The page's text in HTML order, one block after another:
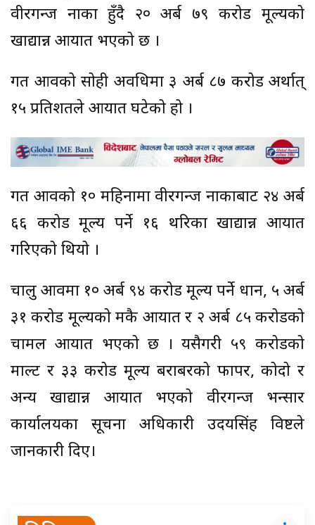
वीरगन्ज नाका हुँदै २० अर्ब ७९ करोड मूल्यको
खाद्यान्न आयात भएको छ ।
गत आवको सोही अवधिमा ३ अर्ब ८७ करोड अर्थात्
१५ प्रतिशतले आयात घटेको हो ।
गत आवको १० महिनामा वीरगन्ज नाकाबाट २४ अर्ब
६६ करोड मूल्य पर्ने १६ थरिका खाद्यान्न आयात
गरिएको थियो ।
चालु आवमा १० अर्ब ९४ करोड मूल्य पर्ने धान, ५ अर्ब
३१ करोड मूल्यको मकै आयात र २ अर्ब ८५ करोडको
चामल आयात भएको छ । यसैगरी ५९ करोडको
माल्ट र ३३ करोड मूल्य बराबरको फापर, कोदो र
अन्य खाद्यान्न आयात भएको वीरगन्ज भन्सार
कार्यालयका सूचना अधिकारी उदयसिंह विष्टले
जानकारी दिए।